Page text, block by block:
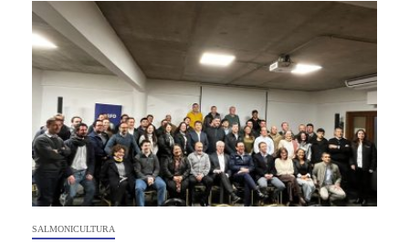
SALMONICULTURA